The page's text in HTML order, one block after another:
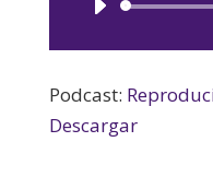
Podcast:
Descargar